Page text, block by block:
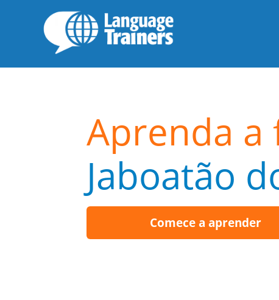
Aprenda a
Jaboatão
Comece a aprender